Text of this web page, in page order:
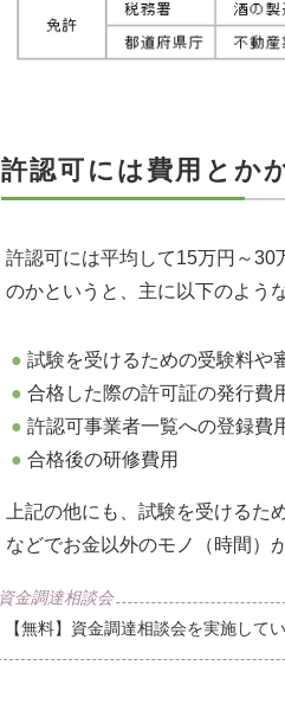
許認可には費用とか
許認可には平均して15万円～30
のかというと、主に以下のよう
試験を受けるための受験料や
合格した際の許可証の発行費
許認可事業者一覧への登録費
合格後の研修費用
上記の他にも、試験を受ける
などでお金以外のモノ（時間）
【無料】資金調達相談会を実施して